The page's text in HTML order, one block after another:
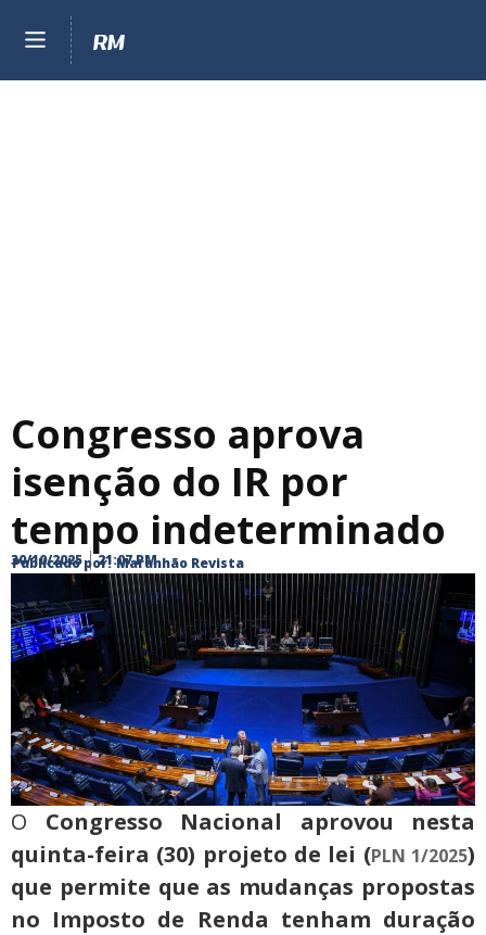
Congresso aprova
isenção do IR por
tempo indeterminado
Publicado por: Maranhão Revista
30/10/2025 21:07 PM
O Congresso Nacional aprovou nesta
quinta-feira (30) projeto de lei (PLN 1/2025)
que permite que as mudanças propostas
no Imposto de Renda tenham duração